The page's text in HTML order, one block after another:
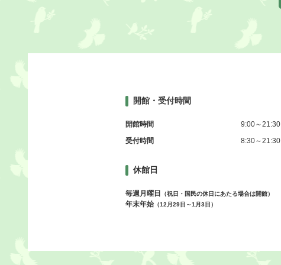
開館・受付時間
開館時間
9:00～21:30
受付時間
8:30～21:30
休館日
毎週月曜日 （祝日・国民の休日にあたる場合は開館）
年末年始 （12月29日～1月3日）